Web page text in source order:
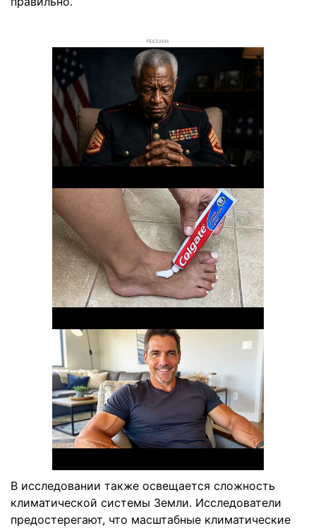
РЕКЛАМА
В исследовании также освещается сложность
климатической системы Земли. Исследователи
предостерегают, что масштабные климатические